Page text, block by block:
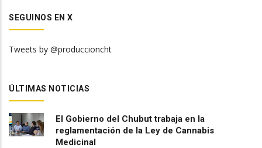
SEGUINOS EN X
Tweets by @produccioncht
ÚLTIMAS NOTICIAS
El Gobierno del Chubut trabaja en la
reglamentación de la Ley de Cannabis
Medicinal